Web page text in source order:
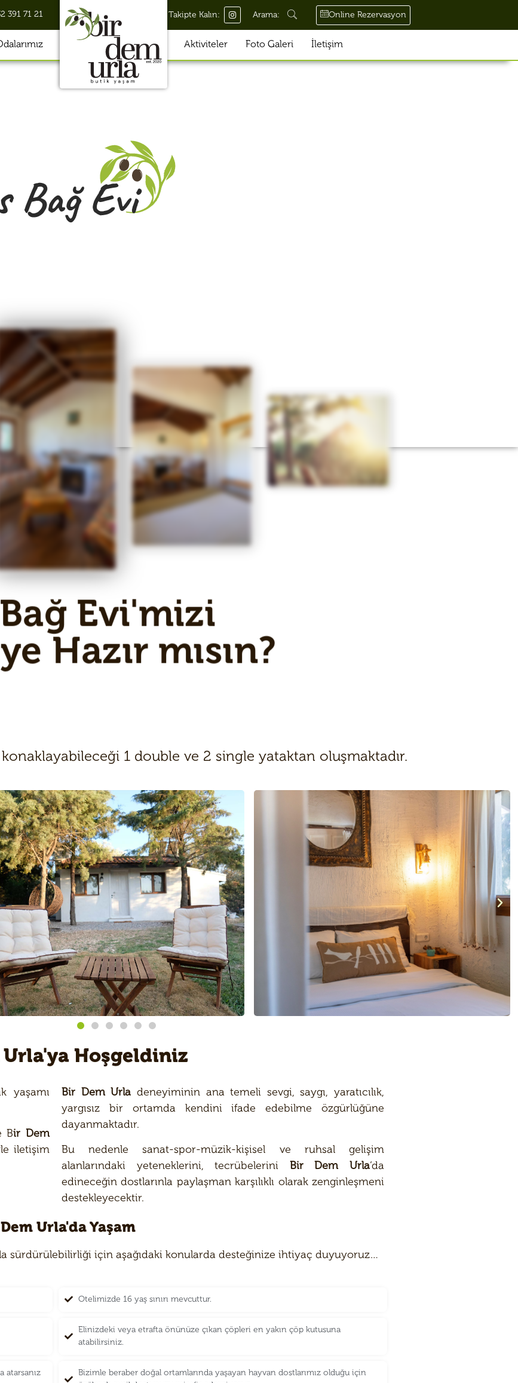
391 71 21 Takipte Kalın: Arama: Online Rezervasyon
Aktiviteler Foto Galeri İletişim
Evi'mizi
Hazır mısın?
1 double ve 2 single yataktan oluşmaktadır.
Urla'ya Hoşgeldiniz
yaşamı
Bir Dem
iletişim
Bir Dem Urla deneyiminin ana temeli sevgi, saygı, yaratıcılık,
yargısız bir ortamda kendini ifade edebilme özgürlüğüne
dayanmaktadır.
Bu nedenle sanat-spor-müzik-kişisel ve ruhsal gelişim
alanlarındaki yeteneklerini, tecrübelerini Bir Dem Urla‘da
edineceğin dostlarınla paylaşman karşılıklı olarak zenginleşmeni
destekleyecektir.
Urla'da Yaşam
sürdürülebilirliği için aşağıdaki konularda desteğinize ihtiyaç duyuyoruz…
Otelimizde 16 yaş sınırı mevcuttur.
Elinizdeki veya etrafta önünüze çıkan çöpleri en yakın çöp kutusuna
atabilirsiniz.
atarsanız
Bizimle beraber doğal ortamlarında yaşayan hayvan dostlarımız olduğu için